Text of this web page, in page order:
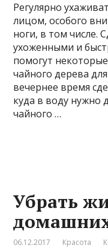
Регулярно
лицом, особого
ноги, в том числе.
ухоженными и
помогут
чайного дерева
вечернее время
куда в воду нужно
чайного …
Убрать
06.12.2017 Красота